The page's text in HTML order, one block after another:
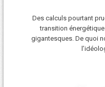
Des calculs pourtant
transition
gigantesques. De quoi